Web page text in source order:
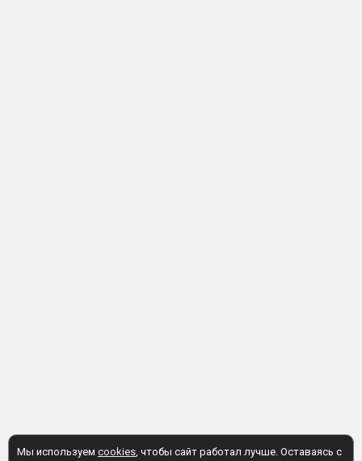
Мы используем cookies, чтобы сайт работал лучше. Оставаясь с